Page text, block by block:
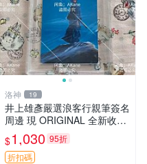
洛神 19
井上雄彥嚴選浪客行親筆簽名
周邊 現 ORIGINAL 全新收藏
相框附卡磚 尺寸適中 浪客行
筆 記念照
$1,030 95折
折扣碼